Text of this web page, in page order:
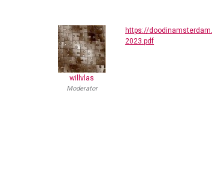
willvlas
Moderator
https://
2023.pdf